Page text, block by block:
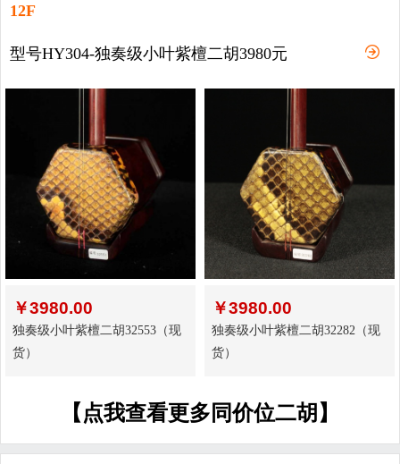
12F
型号HY304-独奏级小叶紫檀二胡3980元
￥3980.00
独奏级小叶紫檀二胡32553（现
货）
￥3980.00
独奏级小叶紫檀二胡32282（现
货）
【点我查看更多同价位二胡】